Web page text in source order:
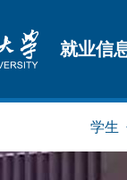
就业信
学生